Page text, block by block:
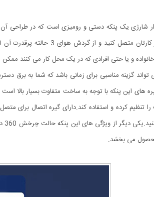
شارژی یک پنکه دستی و رومیزی است که در طراحی آن
تخت و میز کارتان
و یا حتی افرادی که در یک محل کار می کنند ممکن
تواند گزینه مناسبی برای زمانی باشد که شما به برق
های این پنکه با توجه به ساخت متفاوت بسیار بالا
تنظیم کرده و استفاده کند.دارای گیره اتصال برای
می بخشد.